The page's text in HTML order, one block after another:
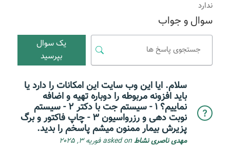
ندارد
سوال و جواب
یک سوال
بپرسید
سلام. ایا این وب سایت این امکانات را دارد یا
باید افزونه مربوطه را دوباره تهیه و اضافه
نماییم؟ 1 - سیستم جت با دکتر 2 - سیستم
نوبت دهی و رزرواسیون 3 - چاپ فاکتور و برگ
پزیرش بیمار ممنون میشم پاسخم را بدید.
مهدی ناصری نشاطasked on فوریه 3, 2025